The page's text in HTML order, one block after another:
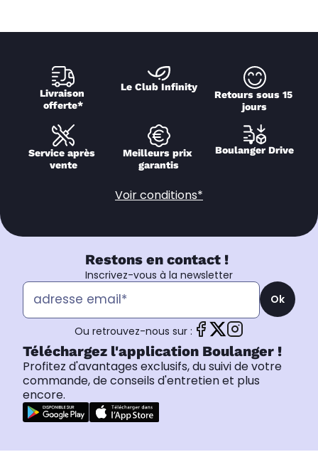
Livraison
offerte*
Le Club Infinity
Retours sous 15
jours
Service après
vente
Meilleurs prix
garantis
Boulanger Drive
Voir conditions*
Restons en contact !
Inscrivez-vous à la newsletter
Ok
Ou retrouvez-nous sur :
Téléchargez l'application Boulanger !
Profitez d'avantages exclusifs, du suivi de votre
commande, de conseils d'entretien et plus
encore.